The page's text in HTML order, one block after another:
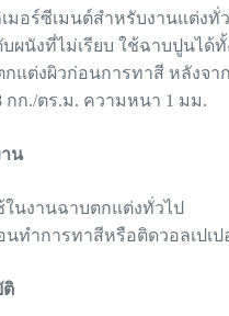
มอร์ซีเมนต์สำหรับงานแต่งทั่ว
บผนังที่ไม่เรียบ ใช้ฉาบปูนได้
แต่งผิวก่อนการทาสี หลังจา
กก./ตร.ม. ความหนา 1 มม.
น
ในงานฉาบตกแต่งทั่วไป
นทำการทาสีหรือติดวอลเปเป